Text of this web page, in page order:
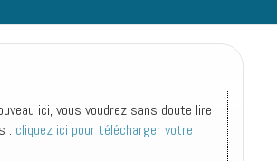
ici, vous voudrez sans doute lire
: cliquez ici pour télécharger votre